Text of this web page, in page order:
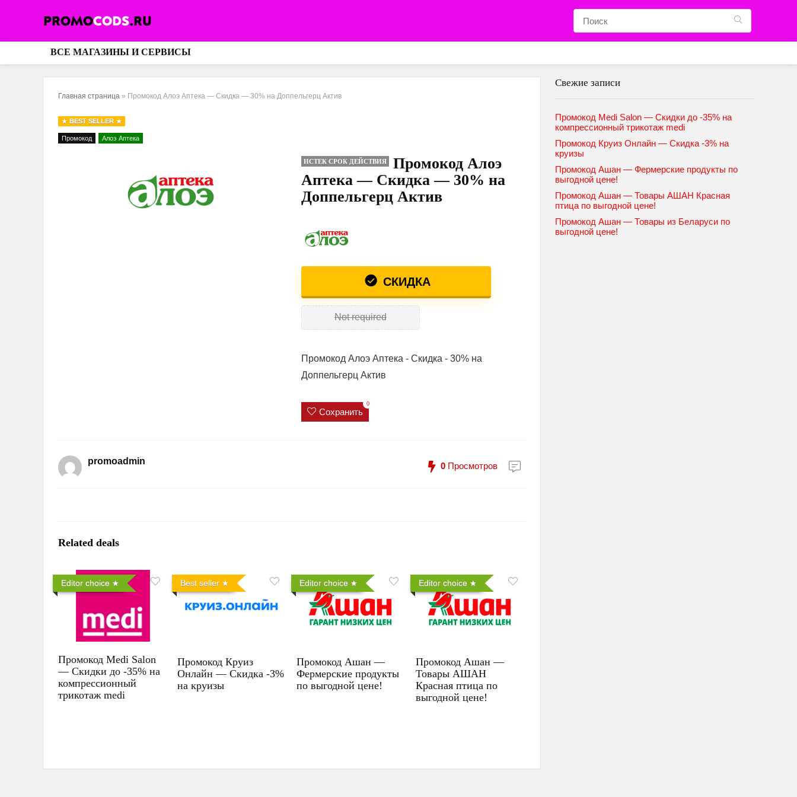
ВСЕ МАГАЗИНЫ И СЕРВИСЫ
Главная страница » Промокод Алоэ Аптека — Скидка — 30% на Доппельгерц Актив
BEST SELLER
Промокод Алоэ Аптека
ИСТЕК СРОК ДЕЙСТВИЯ
Промокод Алоэ
Аптека — Скидка — 30% на
Доппельгерц Актив
СКИДКА
Not required
Промокод Алоэ Аптека - Скидка - 30% на
Доппельгерц Актив
Сохранить
0
promoadmin 0 Просмотров
Related deals
Editor choice
Промокод Medi Salon
— Скидки до -35% на
компрессионный
трикотаж medi
Best seller
Промокод Круиз
Онлайн — Скидка -3%
на круизы
Editor choice
Промокод Ашан —
Фермерские продукты
по выгодной цене!
Editor choice
Промокод Ашан —
Товары АШАН
Красная птица по
выгодной цене!
Свежие записи
Промокод Medi Salon — Скидки до -35% на
компрессионный трикотаж medi
Промокод Круиз Онлайн — Скидка -3% на
круизы
Промокод Ашан — Фермерские продукты по
выгодной цене!
Промокод Ашан — Товары АШАН Красная
птица по выгодной цене!
Промокод Ашан — Товары из Беларуси по
выгодной цене!